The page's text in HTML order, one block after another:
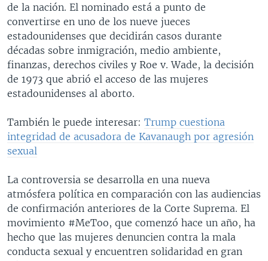
de la nación. El nominado está a punto de
convertirse en uno de los nueve jueces
estadounidenses que decidirán casos durante
décadas sobre inmigración, medio ambiente,
finanzas, derechos civiles y Roe v. Wade, la decisión
de 1973 que abrió el acceso de las mujeres
estadounidenses al aborto.
También le puede interesar: Trump cuestiona
integridad de acusadora de Kavanaugh por agresión
sexual
La controversia se desarrolla en una nueva
atmósfera política en comparación con las audiencias
de confirmación anteriores de la Corte Suprema. El
movimiento #MeToo, que comenzó hace un año, ha
hecho que las mujeres denuncien contra la mala
conducta sexual y encuentren solidaridad en gran